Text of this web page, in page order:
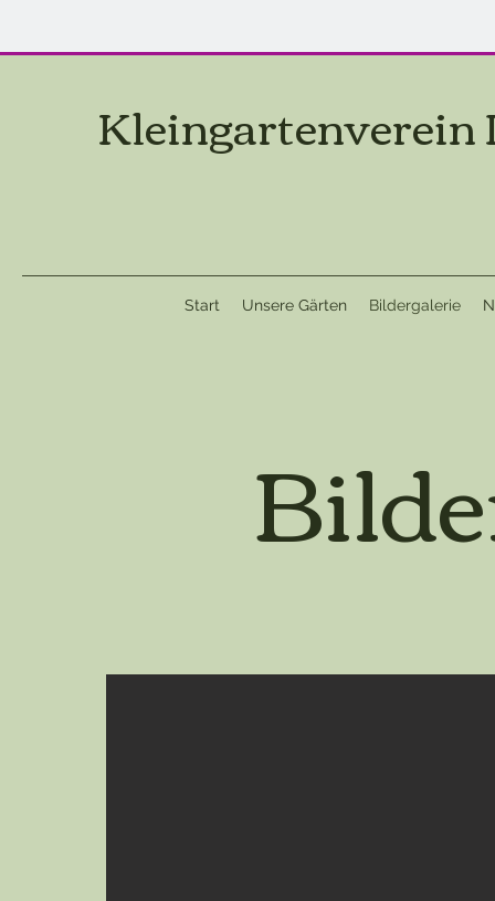
Kleingartenverein
Start Unsere Gärten Bildergalerie